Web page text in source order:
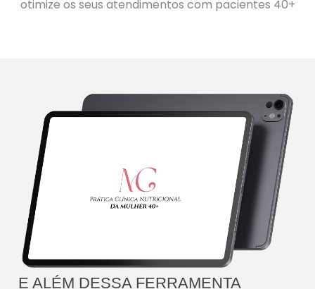
otimize os seus atendimentos com pacientes 40+
E ALÉM DESSA FERRAMENTA